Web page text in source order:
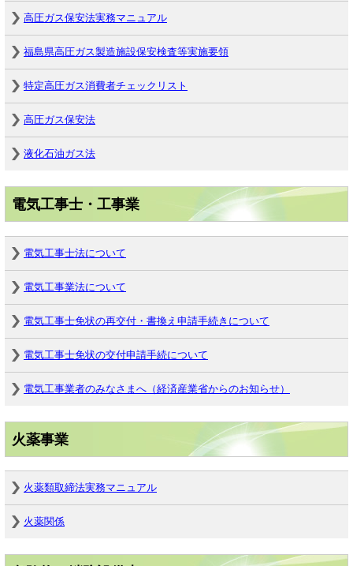
高圧ガス保安法実務マニュアル
福島県高圧ガス製造施設保安検査等実施要領
特定高圧ガス消費者チェックリスト
高圧ガス保安法
液化石油ガス法
電気工事士・工事業
電気工事士法について
電気工事業法について
電気工事士免状の再交付・書換え申請手続きについて
電気工事士免状の交付申請手続について
電気工事業者のみなさまへ（経済産業省からのお知らせ）
火薬事業
火薬類取締法実務マニュアル
火薬関係